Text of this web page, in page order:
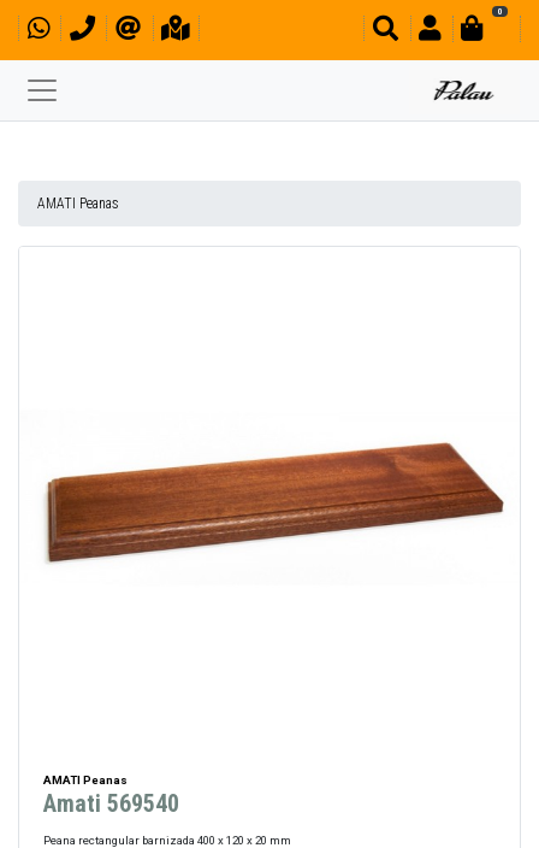
0
AMATI Peanas
AMATI Peanas
Amati 569540
Peana rectangular barnizada 400 x 120 x 20 mm